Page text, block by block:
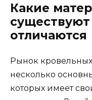
Какие
отличаются
Рынок
несколько
которых имеет